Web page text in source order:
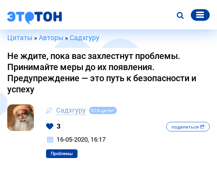
Цитаты » Авторы »Садхгуру
Не ждите, пока вас захлестнут проблемы.
Принимайте меры до их появления.
Предупреждение — это путь к безопасности и
успеху
Садхгуру 616 цитат
3 поделиться
16-05-2020, 16:17
Проблемы